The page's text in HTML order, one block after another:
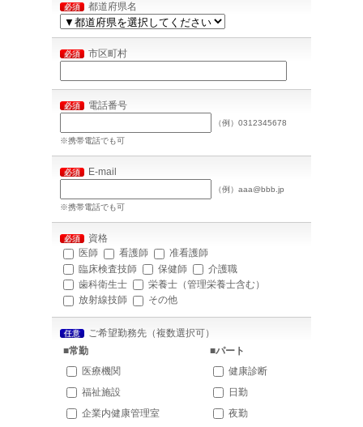
必須 都道府県名
必須 市区町村
必須 電話番号
（例）0312345678
※携帯電話でも可
必須 E-mail
（例）aaa@bbb.jp
※携帯電話でも可
必須
資格
医師
看護師
准看護師
臨床検査技師
保健師
介護職
歯科衛生士
栄養士（管理栄養士含む）
放射線技師
その他
任意
ご希望勤務先（複数選択可）
■常勤
■パート
医療機関
健康診断
福祉施設
日勤
企業内健康管理室
夜勤